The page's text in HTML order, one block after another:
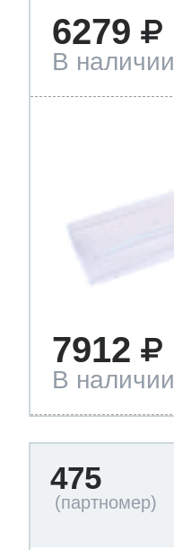
6279
В наличии
7912
В наличии
475